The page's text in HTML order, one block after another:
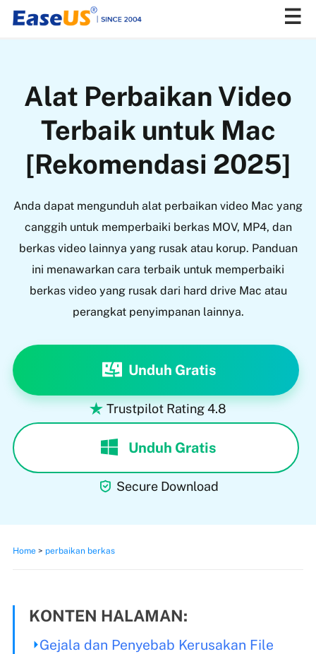
EaseUS
Alat Perbaikan Video
Terbaik untuk Mac
[Rekomendasi 2025]
Anda dapat mengunduh alat perbaikan video Mac yang
canggih untuk memperbaiki berkas MOV, MP4, dan
berkas video lainnya yang rusak atau korup. Panduan
ini menawarkan cara terbaik untuk memperbaiki
berkas video yang rusak dari hard drive Mac atau
perangkat penyimpanan lainnya.
Unduh Gratis
 Trustpilot Rating 4.8
Unduh Gratis
 Secure Download
Home> perbaikan berkas
KONTEN HALAMAN:
Gejala dan Penyebab Kerusakan File